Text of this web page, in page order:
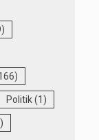
Politik(1)